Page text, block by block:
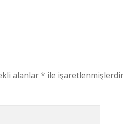
alanlar* ile işaretlenmişlerdir